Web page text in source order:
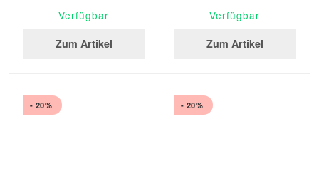
Verfügbar
Zum Artikel
Verfügbar
Zum Artikel
- 20% - 20%